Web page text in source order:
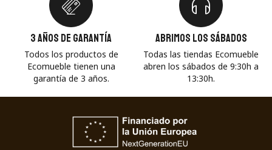
3 años de garantía
Todos los productos de
Ecomueble tienen una
garantía de 3 años.
Abrimos los sábados
Todas las tiendas Ecomueble
abren los sábados de 9:30h a
13:30h.